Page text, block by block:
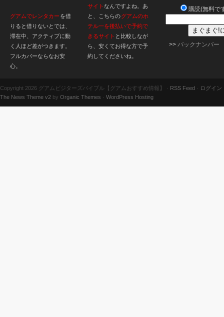
グアムでレンタカー を借
りると借りないとでは、
滞在中、アクティブに動
く人ほど差がつきます。
フルカバーならなお安
心。
サイトなんですよね。あ
と、こちらのグアムのホ
テル一を後払いで予約で
きるサイト と比較しなが
ら、安くてお得な方で予
約してくださいね。
購読(無料で
>> バックナンバー
Copyright 2026 グアムビジターズバイブル【グアムおすすめ情報】 · RSS Feed · ログイン
The News Theme v2 by Organic Themes · WordPress Hosting